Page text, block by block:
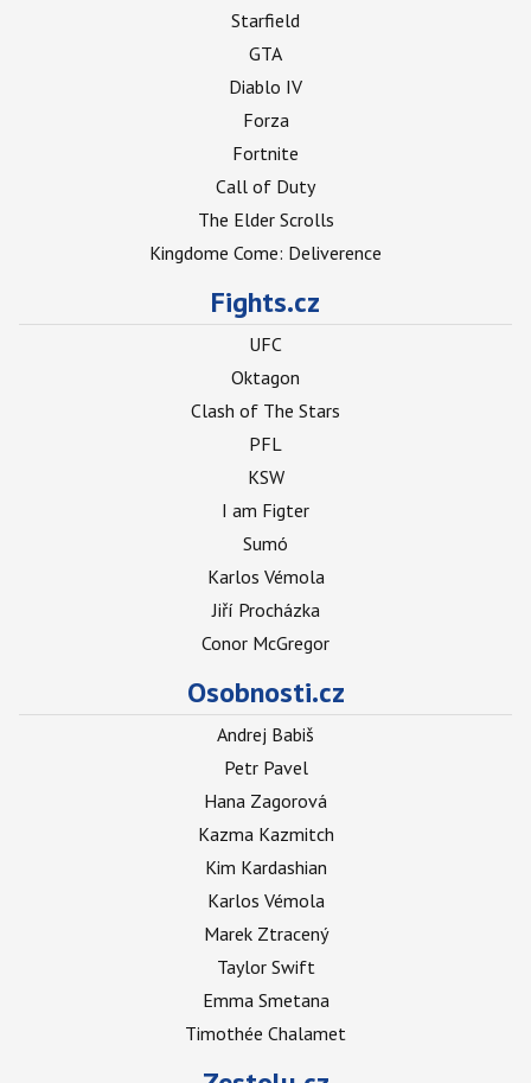
Starfield
GTA
Diablo IV
Forza
Fortnite
Call of Duty
The Elder Scrolls
Kingdome Come: Deliverence
Fights.cz
UFC
Oktagon
Clash of The Stars
PFL
KSW
I am Figter
Sumó
Karlos Vémola
Jiří Procházka
Conor McGregor
Osobnosti.cz
Andrej Babiš
Petr Pavel
Hana Zagorová
Kazma Kazmitch
Kim Kardashian
Karlos Vémola
Marek Ztracený
Taylor Swift
Emma Smetana
Timothée Chalamet